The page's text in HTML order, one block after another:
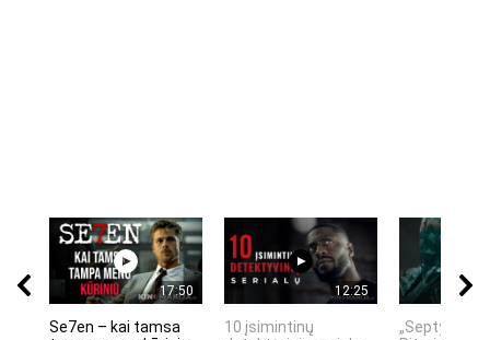
17:50
Se7en – kai tamsa
12:25
10 įsimintinų
„Septynių